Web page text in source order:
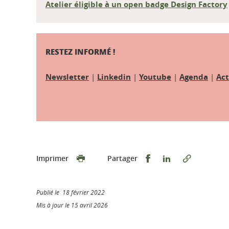
Atelier éligible à un open badge Design Factory
RESTEZ INFORMÉ !
Newsletter | Linkedin | Youtube | Agenda |
Imprimer Partager Partager surPartager sur
Publié le 18 février 2022
Mis à jour le 15 avril 2026